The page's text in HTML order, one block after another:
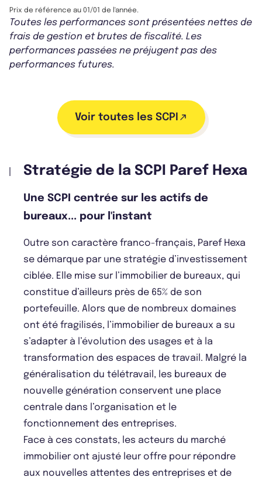
Prix de référence au 01/01 de l'année.
Toutes les performances sont présentées nettes de
frais de gestion et brutes de fiscalité. Les
performances passées ne préjugent pas des
performances futures.
Voir toutes les SCPI
Stratégie de la SCPI Paref Hexa
Une SCPI centrée sur les actifs de
bureaux... pour l'instant
Outre son caractère franco-français, Paref Hexa
se démarque par une stratégie d’investissement
ciblée. Elle mise sur l’immobilier de bureaux, qui
constitue d’ailleurs près de 65% de son
portefeuille. Alors que de nombreux domaines
ont été fragilisés, l’immobilier de bureaux a su
s’adapter à l’évolution des usages et à la
transformation des espaces de travail. Malgré la
généralisation du télétravail, les bureaux de
nouvelle génération conservent une place
centrale dans l’organisation et le
fonctionnement des entreprises.
Face à ces constats, les acteurs du marché
immobilier ont ajusté leur offre pour répondre
aux nouvelles attentes des entreprises et de